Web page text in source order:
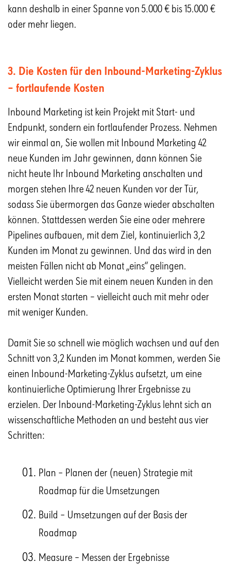
kann deshalb in einer Spanne von 5.000 € bis 15.000 €
oder mehr liegen.
3. Die Kosten für den Inbound-Marketing-Zyklus
– fortlaufende Kosten
Inbound Marketing ist kein Projekt mit Start- und
Endpunkt, sondern ein fortlaufender Prozess. Nehmen
wir einmal an, Sie wollen mit Inbound Marketing 42
neue Kunden im Jahr gewinnen, dann können Sie
nicht heute Ihr Inbound Marketing anschalten und
morgen stehen Ihre 42 neuen Kunden vor der Tür,
sodass Sie übermorgen das Ganze wieder abschalten
können. Stattdessen werden Sie eine oder mehrere
Pipelines aufbauen, mit dem Ziel, kontinuierlich 3,2
Kunden im Monat zu gewinnen. Und das wird in den
meisten Fällen nicht ab Monat „eins“ gelingen.
Vielleicht werden Sie mit einem neuen Kunden in den
ersten Monat starten – vielleicht auch mit mehr oder
mit weniger Kunden.
Damit Sie so schnell wie möglich wachsen und auf den
Schnitt von 3,2 Kunden im Monat kommen, werden Sie
einen Inbound-Marketing-Zyklus aufsetzt, um eine
kontinuierliche Optimierung Ihrer Ergebnisse zu
erzielen. Der Inbound-Marketing-Zyklus lehnt sich an
wissenschaftliche Methoden an und besteht aus vier
Schritten:
Plan – Planen der (neuen) Strategie mit
Roadmap für die Umsetzungen
Build – Umsetzungen auf der Basis der
Roadmap
Measure – Messen der Ergebnisse